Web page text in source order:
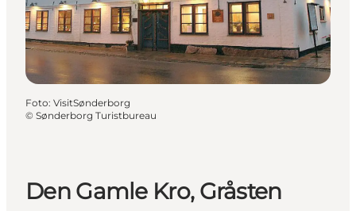
Foto: VisitSønderborg
© Sønderborg Turistbureau
Den Gamle Kro, Gråsten